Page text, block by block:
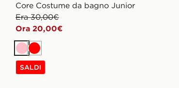
Core Costume da bagno Junior
Era 30,00€
Ora 20,00€
RosaRosso
SALDI